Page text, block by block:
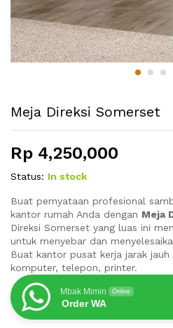
Meja Direksi Somerset
Rp 4,250,000
Status: In stock
Buat pernyataan profesional
kantor rumah Anda dengan Meja
Direksi Somerset yang luas ini
untuk menyebar dan
Buat kantor pusat kerja jarak
komputer, telepon, printer.
Mbak Mimin Online
Order WA